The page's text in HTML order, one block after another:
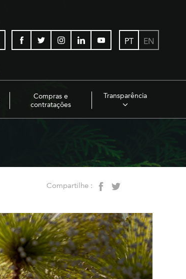
PT EN
Compras e
contratações
Transparência
Compartilhe :